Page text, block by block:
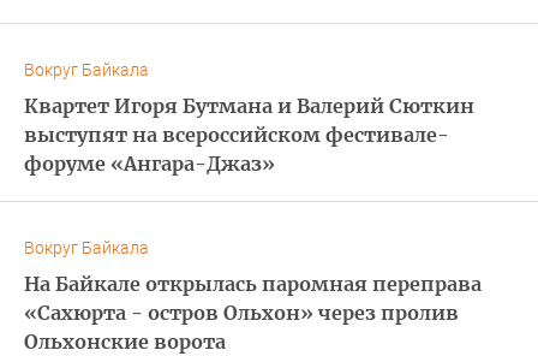
Вокруг Байкала
Квартет Игоря Бутмана и Валерий Сюткин
выступят на всероссийском фестивале-
форуме «Ангара-Джаз»
Вокруг Байкала
На Байкале открылась паромная переправа
«Сахюрта - остров Ольхон» через пролив
Ольхонские ворота